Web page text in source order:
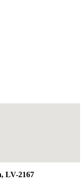
LV-2167